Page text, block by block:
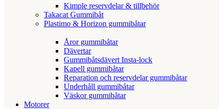
Kimple reservdelar & tillbehör
Takacat Gummibåt
Plastimo & Horizon gummibåtar
Åror gummibåtar
Dävertar
Gummibåtsdävert Insta-lock
Kapell gummibåtar
Reparation och reservdelar gummibåtar
Underhåll gummibåtar
Väskor gummibåtar
Motorer